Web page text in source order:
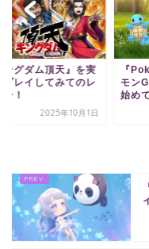
ングダム頂天』を実
プレイしてみてのレ
！
2025年10月1日
『
モン
始め